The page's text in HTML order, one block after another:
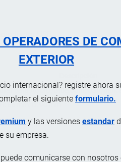
DE
EXTERIOR
internacional? registre ahora
el siguiente formulario.
y las versiones estandar
su empresa.
comunicarse con nosotros
USB.
para AUDIO; Bluetooth; USB;
66 mm; D: 90 mm